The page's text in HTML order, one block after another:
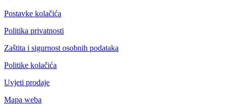
Postavke kolačića
Politika privatnosti
Zaštita i sigurnost osobnih podataka
Politike kolačića
Uvjeti prodaje
Mapa weba